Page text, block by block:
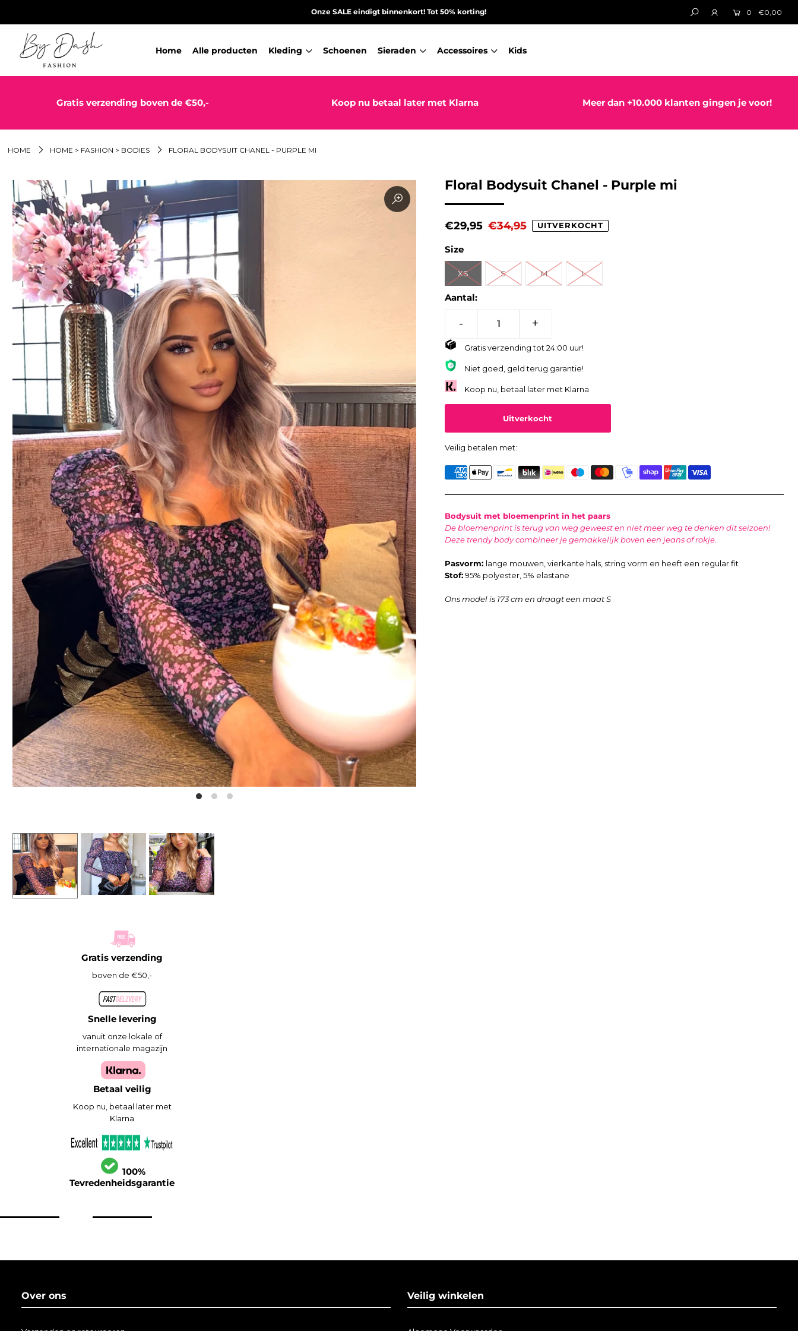
Onze SALE eindigt binnenkort! Tot 50% korting! 0 €0,00
Home Alle producten Kleding Schoenen Sieraden Accessoires Kids
Gratis verzending boven de €50,- Koop nu betaal later met Klarna Meer dan +10.000 klanten gingen je voor!
HOME HOME > FASHION > BODIES FLORAL BODYSUIT CHANEL - PURPLE MI
Floral Bodysuit Chanel - Purple mi
€29,95 €34,95 UITVERKOCHT
Size
XS S M L
Aantal:
- +
Gratis verzending tot 24:00 uur!
Niet goed, geld terug garantie!
Koop nu, betaal later met Klarna
Veilig betalen met:
Bodysuit met bloemenprint in het paars
De bloemenprint is terug van weg geweest en niet meer weg te denken dit seizoen!
Deze trendy body combineer je gemakkelijk boven een jeans of rokje.
Pasvorm: lange mouwen, vierkante hals, string vorm en heeft een regular fit
Stof:95% polyester, 5% elastane
Ons model is 173 cm en draagt een maat S
Gratis verzending
boven de €50,-
Snelle levering
vanuit onze lokale of
internationale magazijn
Betaal veilig
Koop nu, betaal later met
Klarna
100%
Tevredenheidsgarantie
Over ons Veilig winkelen